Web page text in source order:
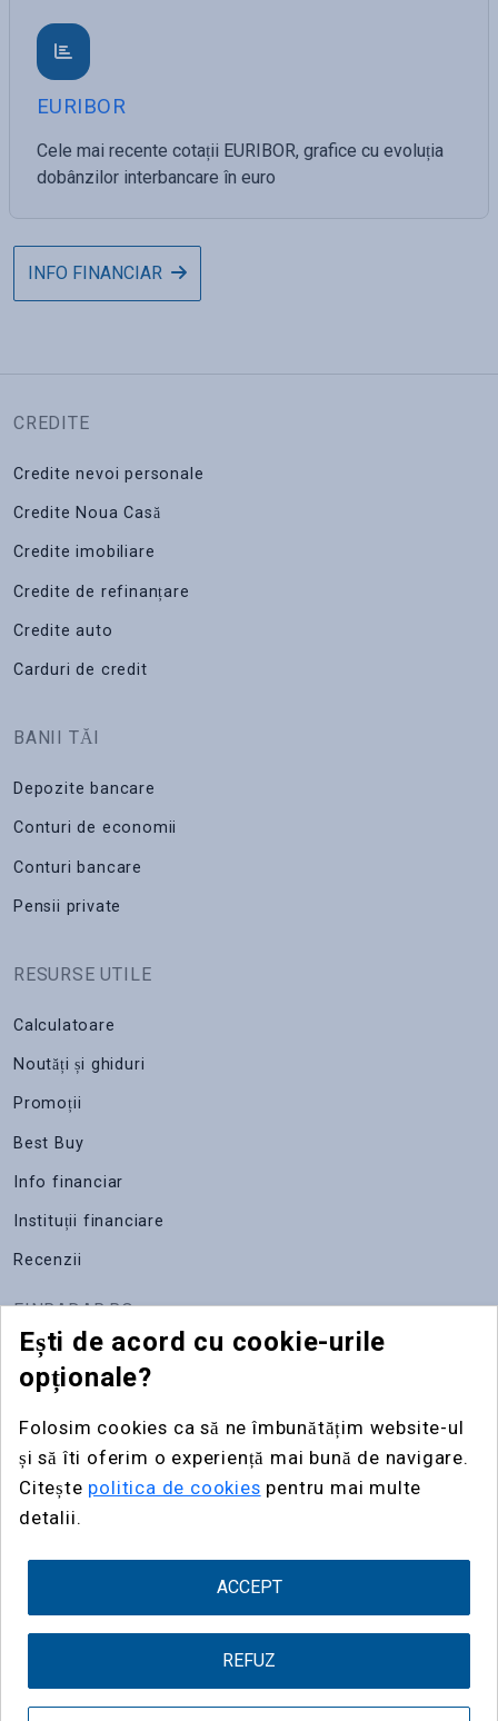
EURIBOR
Cele mai recente cotații EURIBOR, grafice cu evoluția
dobânzilor interbancare în euro
INFO FINANCIAR
CREDITE
Credite nevoi personale
Credite Noua Casă
Credite imobiliare
Credite de refinanțare
Credite auto
Carduri de credit
BANII TĂI
Depozite bancare
Conturi de economii
Conturi bancare
Pensii private
RESURSE UTILE
Calculatoare
Noutăți și ghiduri
Promoții
Best Buy
Info financiar
Instituții financiare
Recenzii
FINRADAR.RO
Despre noi
Contact
Publicitate
Widgeturi
Ești de acord cu cookie-urile
opționale?
Folosim cookies ca să ne îmbunătățim website-ul
și să îti oferim o experiență mai bună de navigare.
Citește politica de cookies pentru mai multe
detalii.
ACCEPT
REFUZ